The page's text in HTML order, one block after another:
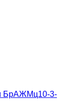
БрАЖМц10-3-